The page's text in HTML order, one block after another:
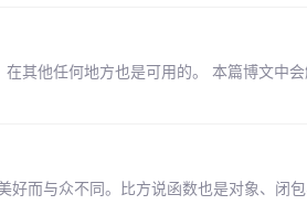
其他任何地方也是可用的。 本篇博文中
而与众不同。比方说函数也是对象、闭